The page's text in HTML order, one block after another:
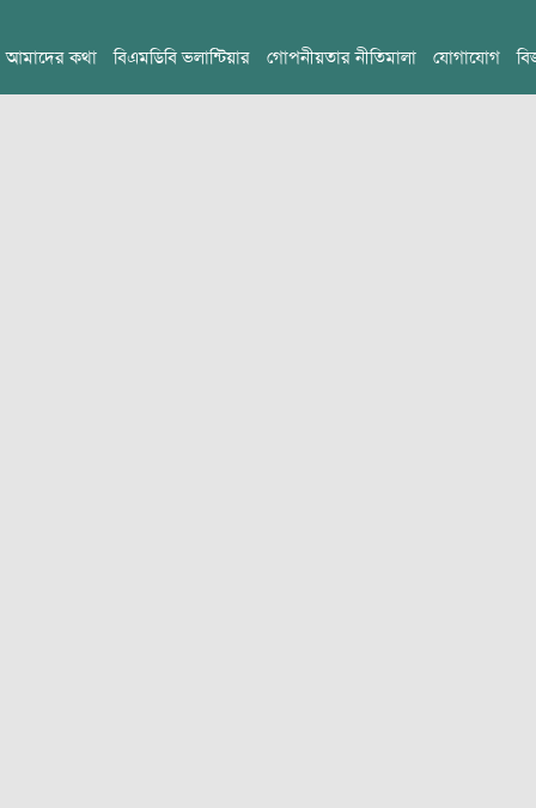
আমাদের কথা বিএমডিবি ভলান্টিয়ার গোপনীয়তার নীতিমালা যোগাযোগ